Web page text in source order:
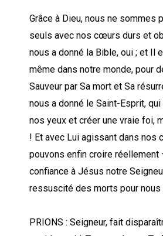
Grâce à Dieu, nous ne sommes
seuls avec nos cœurs durs et
nous a donné la Bible, oui ; et Il
même dans notre monde, pour
Sauveur par Sa mort et Sa
nous a donné le Saint-Esprit,
nos yeux et créer une vraie foi,
! Et avec Lui agissant dans nos
pouvons enfin croire
confiance à Jésus notre
ressuscité des morts pour nous
PRIONS : Seigneur, fait